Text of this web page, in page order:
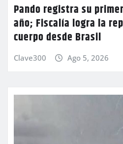
Pando registra su
año; Fiscalía logra la
cuerpo desde Brasil
Clave300 Ago 5, 2026